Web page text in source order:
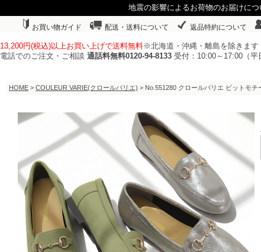
地震の影響によるお荷物のお届けにつ
お買い物ガイド 配送・送料について 返品特約について
13,200円(税込)以上お買い上げで送料無料※北海道・沖縄・離島を除きます
電話でのご注文・ご相談 通話料無料0120-94-8133 受付：10:00～17:00（平
HOME > COULEUR VARIE(クロールバリエ) > No.551280 クロールバリエ ビットモ